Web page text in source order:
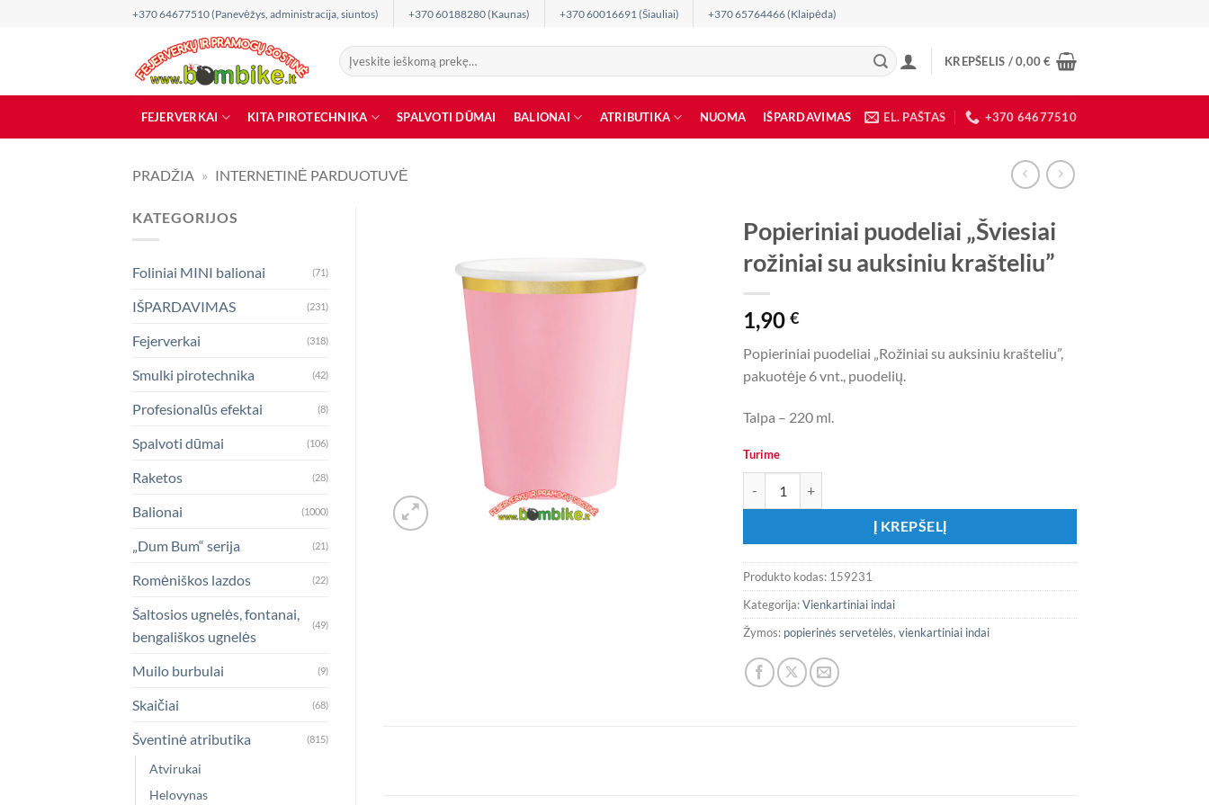
+370 64677510 (Panevėžys, administracija, siuntos) +370 60188280 (Kaunas) +370 60016691 (Šiauliai) +370 65764466 (Klaipėda)
Ieškoti:
KREPŠELIS /0,00€
FEJERVERKAI KITA PIROTECHNIKA SPALVOTI DŪMAI BALIONAI ATRIBUTIKA NUOMA IŠPARDAVIMAS EL. PAŠTAS +370 64677510
PRADŽIA » INTERNETINĖ PARDUOTUVĖ
KATEGORIJOS
Foliniai MINI balionai (71)
IŠPARDAVIMAS (231)
Fejerverkai (318)
Smulki pirotechnika (42)
Profesionalūs efektai (8)
Spalvoti dūmai (106)
Raketos (28)
Balionai (1000)
„Dum Bum“ serija (21)
Romėniškos lazdos (22)
Šaltosios ugnelės, fontanai,
bengališkos ugnelės
(49)
Muilo burbulai (9)
Skaičiai (68)
Šventinė atributika (815)
Atvirukai
Helovynas
Popieriniai puodeliai „Šviesiai
rožiniai su auksiniu krašteliu”
1,90€
Popieriniai puodeliai „Rožiniai su auksiniu krašteliu”,
pakuotėje 6 vnt., puodelių.
Talpa – 220 ml.
Turime
Į KREPŠELĮ
Produkto kodas: 159231
Kategorija:Vienkartiniai indai
Žymos: popierinės servetėlės,vienkartiniai indai